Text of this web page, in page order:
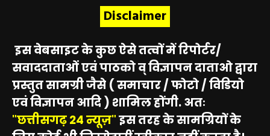
Disclaimer
इस वेबसाइट के कुछ ऐसे तत्वों में रिपोर्टर/
सवाददाताओं एवं पाठको व् विज्ञापन दाताओ द्वारा
प्रस्तुत सामग्री जैसे ( समाचार / फोटो / विडियो
एवं विज्ञापन आदि ) शामिल होंगी. अतः
"छत्तीसगढ़ 24 न्यूज़"इस तरह के सामग्रियों के